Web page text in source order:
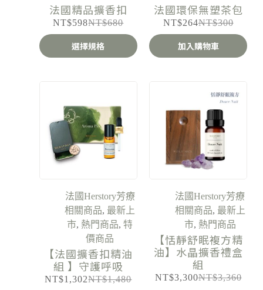
法國精品擴香扣
NT$680
NT$598
選擇規格
法國環保無塑茶包
NT$300
NT$264
加入購物車
法國Herstory芳療
相關商品, 最新上
市, 熱門商品,特
價商品
【法國擴香扣精油
組 】守護呼吸
NT$1,480
NT$1,302
法國Herstory芳療
相關商品, 最新上
市, 熱門商品
【恬靜舒眠複方精
油】水晶擴香禮盒
組
NT$3,360
NT$3,300